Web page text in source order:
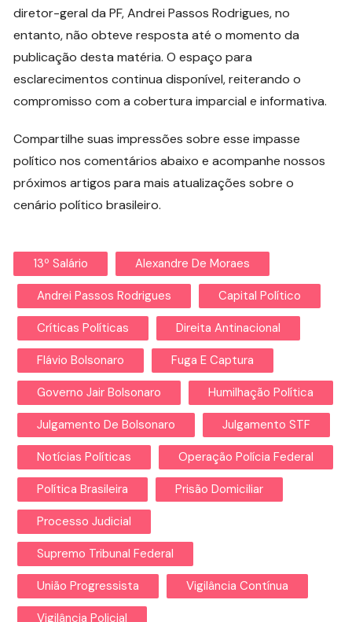
diretor-geral da PF, Andrei Passos Rodrigues, no
entanto, não obteve resposta até o momento da
publicação desta matéria. O espaço para
esclarecimentos continua disponível, reiterando o
compromisso com a cobertura imparcial e informativa.
Compartilhe suas impressões sobre esse impasse
político nos comentários abaixo e acompanhe nossos
próximos artigos para mais atualizações sobre o
cenário político brasileiro.
13º Salário Alexandre De Moraes
Andrei Passos Rodrigues Capital Político
Críticas Políticas Direita Antinacional
Flávio Bolsonaro Fuga E Captura
Governo Jair Bolsonaro Humilhação Política
Julgamento De Bolsonaro Julgamento STF
Notícias Políticas Operação Polícia Federal
Política Brasileira Prisão Domiciliar
Processo Judicial
Supremo Tribunal Federal
União Progressista Vigilância Contínua
Vigilância Policial